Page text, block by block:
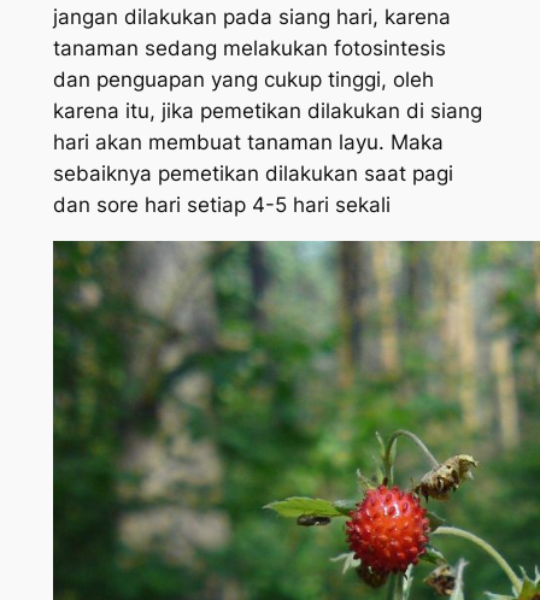
jangan dilakukan pada siang hari, karena
tanaman sedang melakukan fotosintesis
dan penguapan yang cukup tinggi, oleh
karena itu, jika pemetikan dilakukan di siang
hari akan membuat tanaman layu. Maka
sebaiknya pemetikan dilakukan saat pagi
dan sore hari setiap 4-5 hari sekali